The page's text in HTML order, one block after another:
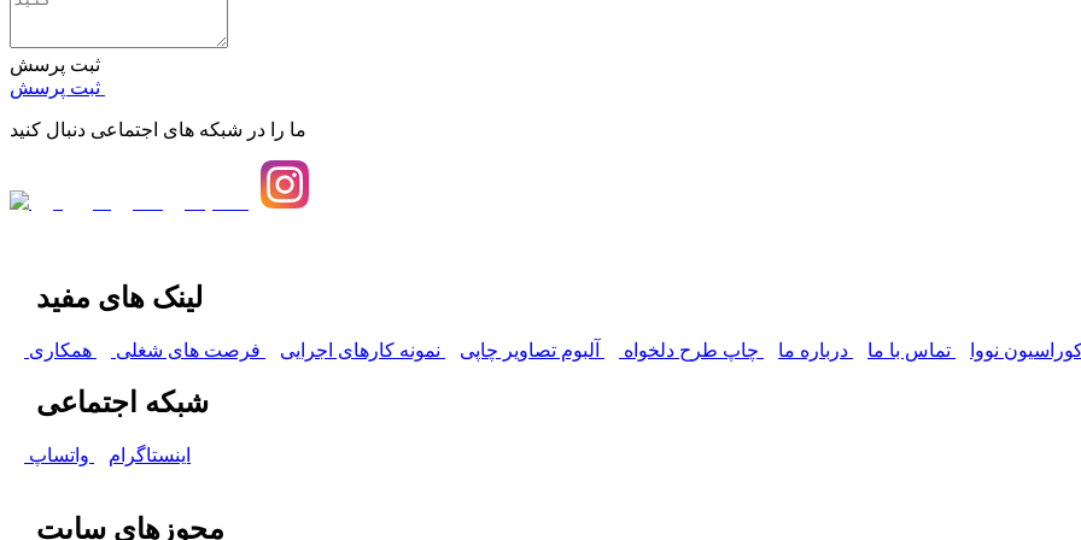
ثبت پرسش
ما را در شبکه های اجتماعی دنبال کنید
لینک های مفید
نووا تماس با ما درباره ما چاپ طرح دلخواه آلبوم تصاویر چاپی نمونه کارهای اجرایی فرصت های شغلی همکاری
شبکه اجتماعی
اینستاگرام واتساپ
مجوزهای سایت